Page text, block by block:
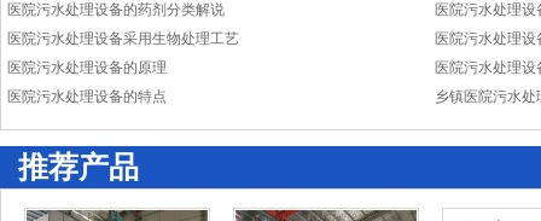
医院污水处理设备的药剂分类解说
医院污水处理设
医院污水处理设备采用生物处理工艺
医院污水处理
医院污水处理设备的原理
医院污水处理设
医院污水处理设备的特点
乡镇医院污水
推荐产品